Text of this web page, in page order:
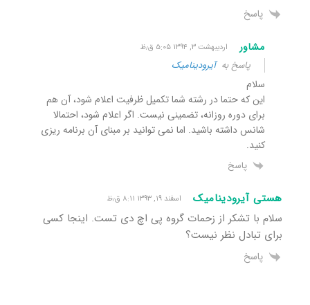
پاسخ
مشاور اردیبهشت ۳, ۱۳۹۴ ۵:۰۵ ق٫ظ
پاسخ بهآیرودینامیک
سلام
این که حتما در رشته شما تکمیل ظرفیت اعلام شود، آن هم
برای دوره روزانه، تضمینی نیست. اگر اعلام شود، احتمالا
شانس داشته باشید. اما نمی توانید بر مبنای آن برنامه ریزی
کنید.
پاسخ
هستی آیرودینامیک اسفند ۱۹, ۱۳۹۳ ۸:۱۱ ق٫ظ
سلام با تشکر از زحمات گروه پی اچ دی تست. اینجا کسی
برای تبادل نظر نیست؟
پاسخ